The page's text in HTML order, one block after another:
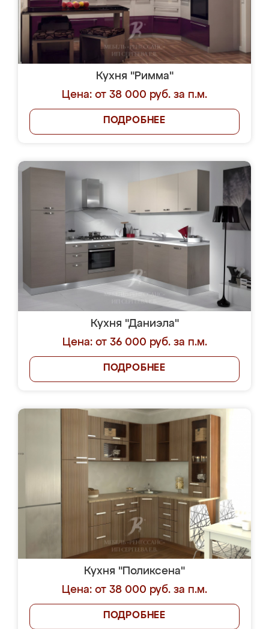
Кухня "Римма"
Цена: от 38 000 руб. за п.м.
ПОДРОБНЕЕ
Кухня "Даниэла"
Цена: от 36 000 руб. за п.м.
ПОДРОБНЕЕ
Кухня "Поликсена"
Цена: от 38 000 руб. за п.м.
ПОДРОБНЕЕ